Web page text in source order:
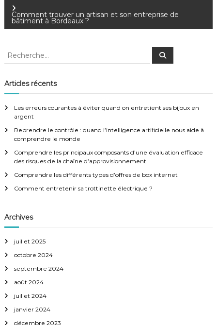
a
v
a
n
e
l
’
a
r
Comment trouver un artisan et son entreprise de
bâtiment à Bordeaux ?
R
h
e
c
e
:
R
c
e
r
Articles récents
Les erreurs courantes à éviter quand on entretient ses bijoux en
argent
Reprendre le contrôle : quand l’intelligence artificielle nous aide à
comprendre le monde
Comprendre les principaux composants d’une évaluation efficace
des risques de la chaîne d’approvisionnement
Comprendre les différents types d’offres de box internet
Comment entretenir sa trottinette électrique ?
Archives
juillet 2025
octobre 2024
septembre 2024
août 2024
juillet 2024
janvier 2024
décembre 2023